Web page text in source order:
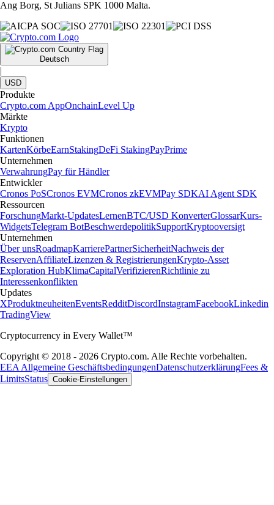
Ang Borg, St Julians SPK 1000 Malta.
Deutsch
|
USD
Produkte
Crypto.com AppOnchainLevel Up
Märkte
Krypto
Funktionen
KartenKörbeEarnStakingDeFi StakingPayPrime
Unternehmen
VerwahrungPay für Händler
Entwickler
Cronos PoSCronos EVMCronos zkEVMPay SDKAI Agent SDK
Ressourcen
ForschungMarkt-UpdatesLernenBTC/USD KonverterGlossarKurs-
WidgetsTelegram BotBeschwerdepolitikSupportKryptooversigt
Unternehmen
Über unsRoadmapKarrierePartnerSicherheitNachweis der
ReservenAffiliateLizenzen & RegistrierungenKrypto-Asset
Exploration HubKlimaCapitalVerifizierenRichtlinie zu
Interessenkonflikten
Updates
XProduktneuheitenEventsRedditDiscordInstagramFacebookLinkedin
TradingView
Cryptocurrency in Every Wallet™
Copyright © 2018 - 2026 Crypto.com. Alle Rechte vorbehalten.
EEA Allgemeine GeschäftsbedingungenDatenschutzerklärungFees &
LimitsStatus Cookie-Einstellungen